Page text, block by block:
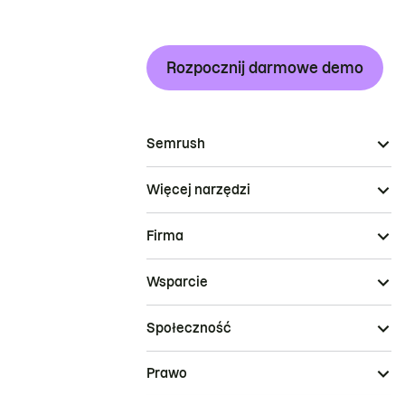
Rozpocznij darmowe demo
Semrush
Więcej narzędzi
Firma
Wsparcie
Społeczność
Prawo